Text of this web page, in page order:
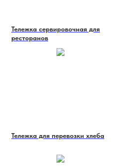
Тележка сервировочная для
ресторанов
Тележка для перевозки хлеба